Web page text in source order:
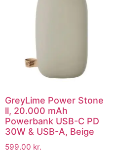
GreyLime Power Stone
ll, 20.000 mAh
Powerbank USB-C PD
30W & USB-A, Beige
599.00 kr.